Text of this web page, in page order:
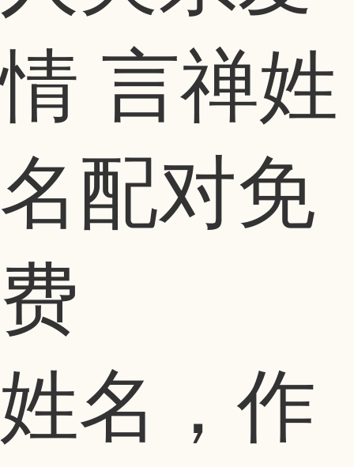
情 言禅姓
名配对免
费
姓名，作